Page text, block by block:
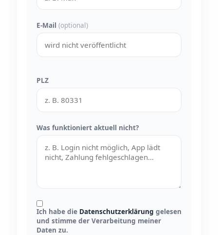
E-Mail (optional)
PLZ
Was funktioniert aktuell nicht?
Ich habe die Datenschutzerklärung gelesen
und stimme der Verarbeitung meiner
Daten zu.